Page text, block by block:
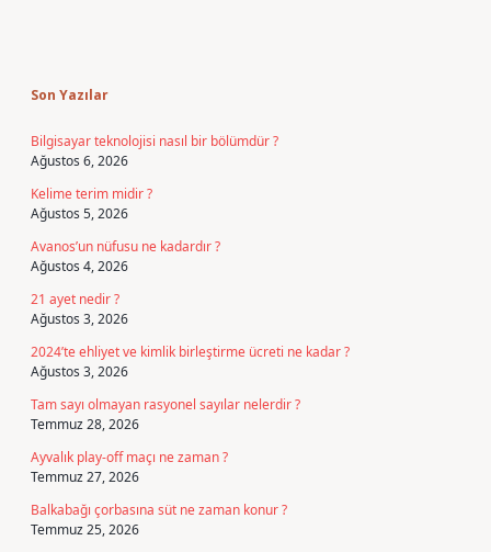
Son Yazılar
Bilgisayar teknolojisi nasıl bir bölümdür ?
Ağustos 6, 2026
Kelime terim midir ?
Ağustos 5, 2026
Avanos’un nüfusu ne kadardır ?
Ağustos 4, 2026
21 ayet nedir ?
Ağustos 3, 2026
2024’te ehliyet ve kimlik birleştirme ücreti ne kadar ?
Ağustos 3, 2026
Tam sayı olmayan rasyonel sayılar nelerdir ?
Temmuz 28, 2026
Ayvalık play-off maçı ne zaman ?
Temmuz 27, 2026
Balkabağı çorbasına süt ne zaman konur ?
Temmuz 25, 2026